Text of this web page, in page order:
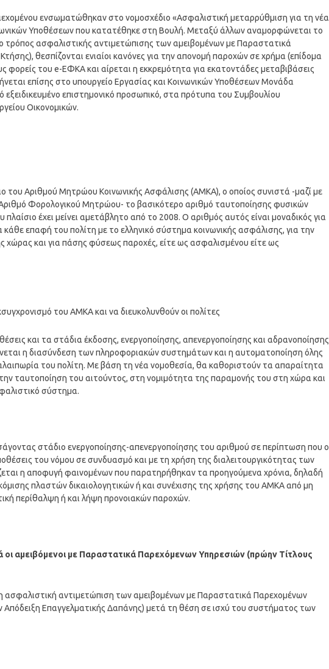
ενσωματώθηκαν στο νομοσχέδιο «Ασφαλιστική μεταρρύθμιση για τη νέα
Υποθέσεων που κατατέθηκε στη Βουλή. Μεταξύ άλλων αναμορφώνεται το
τρόπος ασφαλιστικής αντιμετώπισης των αμειβομένων με Παραστατικά
θεσπίζονται ενιαίοι κανόνες για την απονομή παροχών σε χρήμα (επίδομα
φορείς του e-ΕΦΚΑ και αίρεται η εκκρεμότητα για εκατοντάδες μεταβιβάσεις
επίσης στο υπουργείο Εργασίας και Κοινωνικών Υποθέσεων Μονάδα
επιστημονικό προσωπικό, στα πρότυπα του Συμβουλίου
Οικονομικών.
του Αριθμού Μητρώου Κοινωνικής Ασφάλισης (ΑΜΚΑ), ο οποίος συνιστά -μαζί με
Φορολογικού Μητρώου- το βασικότερο αριθμό ταυτοποίησης φυσικών
έχει μείνει αμετάβλητο από το 2008. Ο αριθμός αυτός είναι μοναδικός για
κάθε επαφή του πολίτη με το ελληνικό σύστημα κοινωνικής ασφάλισης, για την
χώρας και για πάσης φύσεως παροχές, είτε ως ασφαλισμένου είτε ως
του ΑΜΚΑ και να διευκολυνθούν οι πολίτες
και τα στάδια έκδοσης, ενεργοποίησης, απενεργοποίησης και αδρανοποίησης
η διασύνδεση των πληροφοριακών συστημάτων και η αυτοματοποίηση όλης
του πολίτη. Με βάση τη νέα νομοθεσία, θα καθοριστούν τα απαραίτητα
ταυτοποίηση του αιτούντος, στη νομιμότητα της παραμονής του στη χώρα και
σύστημα.
στάδιο ενεργοποίησης-απενεργοποίησης του αριθμού σε περίπτωση που ο
του νόμου σε συνδυασμό και με τη χρήση της διαλειτουργικότητας των
η αποφυγή φαινομένων που παρατηρήθηκαν τα προηγούμενα χρόνια, δηλαδή
πλαστών δικαιολογητικών ή και συνέχισης της χρήσης του ΑΜΚΑ από μη
περίθαλψη ή και λήψη προνοιακών παροχών.
οι αμειβόμενοι με Παραστατικά Παρεχόμενων Υπηρεσιών (πρώην Τίτλους
ασφαλιστική αντιμετώπιση των αμειβομένων με Παραστατικά Παρεχομένων
Επαγγελματικής Δαπάνης) μετά τη θέση σε ισχύ του συστήματος των